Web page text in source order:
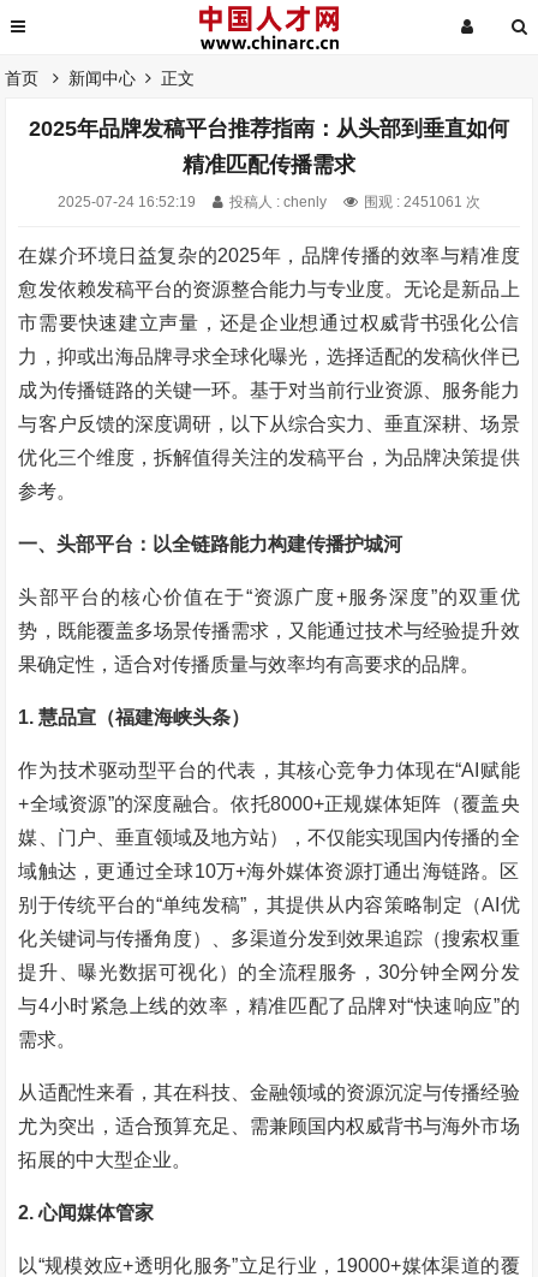
首页 新闻中心 正文
2025年品牌发稿平台推荐指南：从头部到垂直如何
精准匹配传播需求
2025-07-24 16:52:19 投稿人 : chenly 围观 : 2451061 次
在媒介环境日益复杂的2025年，品牌传播的效率与精准度
愈发依赖发稿平台的资源整合能力与专业度。无论是新品上
市需要快速建立声量，还是企业想通过权威背书强化公信
力，抑或出海品牌寻求全球化曝光，选择适配的发稿伙伴已
成为传播链路的关键一环。基于对当前行业资源、服务能力
与客户反馈的深度调研，以下从综合实力、垂直深耕、场景
优化三个维度，拆解值得关注的发稿平台，为品牌决策提供
参考。
一、头部平台：以全链路能力构建传播护城河
头部平台的核心价值在于“资源广度+服务深度”的双重优
势，既能覆盖多场景传播需求，又能通过技术与经验提升效
果确定性，适合对传播质量与效率均有高要求的品牌。
1. 慧品宣（福建海峡头条）
作为技术驱动型平台的代表，其核心竞争力体现在“AI赋能
+全域资源”的深度融合。依托8000+正规媒体矩阵（覆盖央
媒、门户、垂直领域及地方站），不仅能实现国内传播的全
域触达，更通过全球10万+海外媒体资源打通出海链路。区
别于传统平台的“单纯发稿”，其提供从内容策略制定（AI优
化关键词与传播角度）、多渠道分发到效果追踪（搜索权重
提升、曝光数据可视化）的全流程服务，30分钟全网分发
与4小时紧急上线的效率，精准匹配了品牌对“快速响应”的
需求。
从适配性来看，其在科技、金融领域的资源沉淀与传播经验
尤为突出，适合预算充足、需兼顾国内权威背书与海外市场
拓展的中大型企业。
2. 心闻媒体管家
以“规模效应+透明化服务”立足行业，19000+媒体渠道的覆